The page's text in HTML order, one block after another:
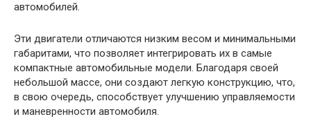
автомобилей.
Эти двигатели отличаются низким весом и минимальными
габаритами, что позволяет интегрировать их в самые
компактные автомобильные модели. Благодаря своей
небольшой массе, они создают легкую конструкцию, что,
в свою очередь, способствует улучшению управляемости
и маневренности автомобиля.